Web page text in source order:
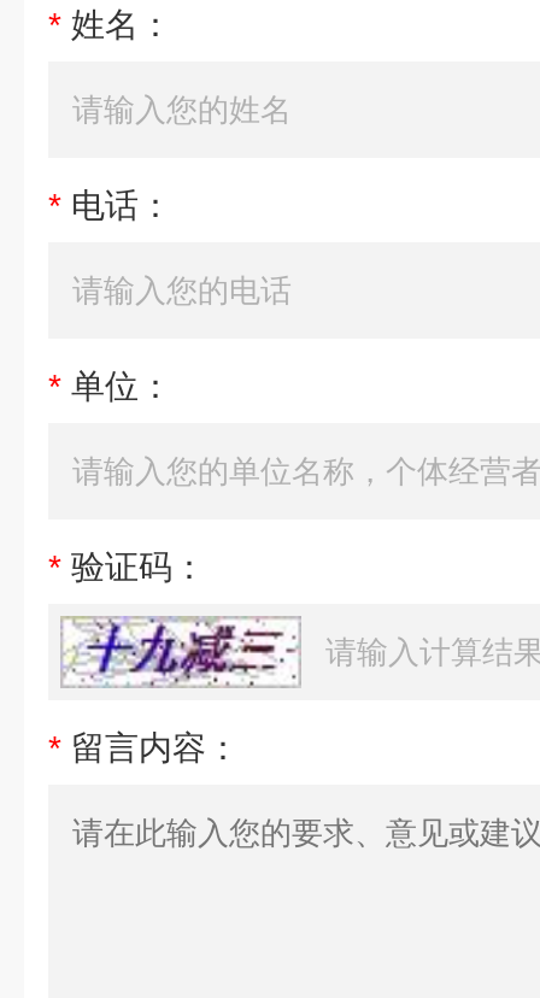
* 姓名：
* 电话：
* 单位：
* 验证码：
* 留言内容：